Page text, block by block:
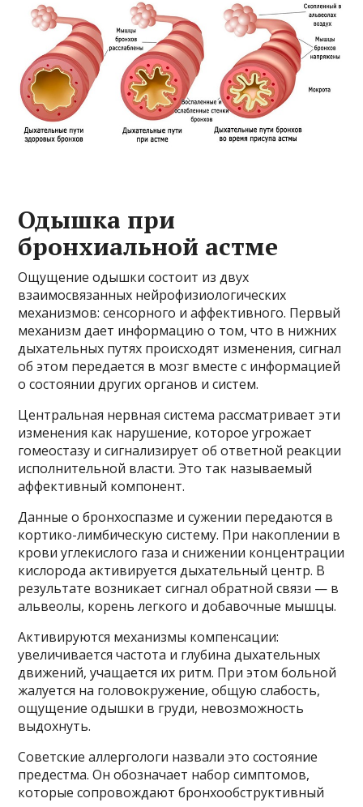
Одышка при
бронхиальной астме
Ощущение одышки состоит из двух
взаимосвязанных нейрофизиологических
механизмов: сенсорного и аффективного. Первый
механизм дает информацию о том, что в нижних
дыхательных путях происходят изменения, сигнал
об этом передается в мозг вместе с информацией
о состоянии других органов и систем.
Центральная нервная система рассматривает эти
изменения как нарушение, которое угрожает
гомеостазу и сигнализирует об ответной реакции
исполнительной власти. Это так называемый
аффективный компонент.
Данные о бронхоспазме и сужении передаются в
кортико-лимбическую систему. При накоплении в
крови углекислого газа и снижении концентрации
кислорода активируется дыхательный центр. В
результате возникает сигнал обратной связи — в
альвеолы, корень легкого и добавочные мышцы.
Активируются механизмы компенсации:
увеличивается частота и глубина дыхательных
движений, учащается их ритм. При этом больной
жалуется на головокружение, общую слабость,
ощущение одышки в груди, невозможность
выдохнуть.
Советские аллергологи назвали это состояние
предестма. Он обозначает набор симптомов,
которые сопровождают бронхообструктивный